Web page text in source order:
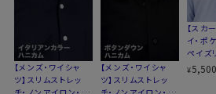
ご家庭洗濯推奨（※必ず洗濯ネットを
クリーニングはお控えください（洗濯コ
伸縮する場合があります）
バックダーツ入り細身
ポケット
ポケットあり
柄
無地
ラウンドカット
【メンズ・ワイシャ
ツ】スリムストレッ
【メンズ・ワイシャ
ツ】スリムストレッ
【スカ
イ・ポ
ペイズ
ーブル
¥5,500